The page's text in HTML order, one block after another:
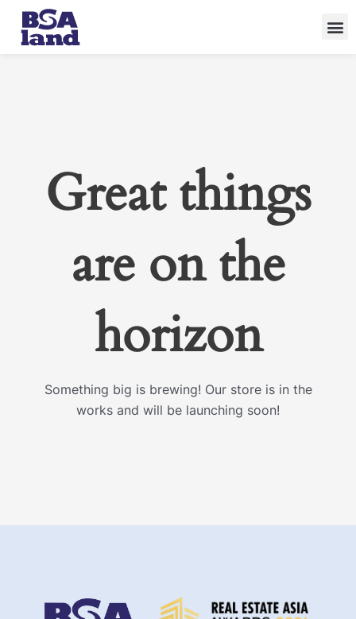
Skip
content
Great things
are on the
horizon
Something big is brewing! Our store is in the
works and will be launching soon!